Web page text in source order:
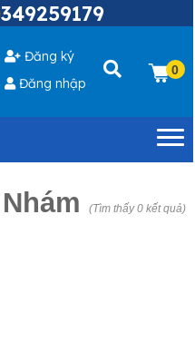
Đăng ký
Đăng nhập
0
(Tìm thấy 0 kết quả)